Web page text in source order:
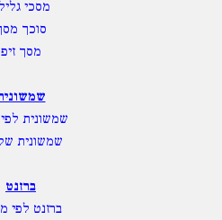
מסכי
סוכך
מסך זיפ
שמשונית
שמשונית
ברזנט
ברזנט לפי